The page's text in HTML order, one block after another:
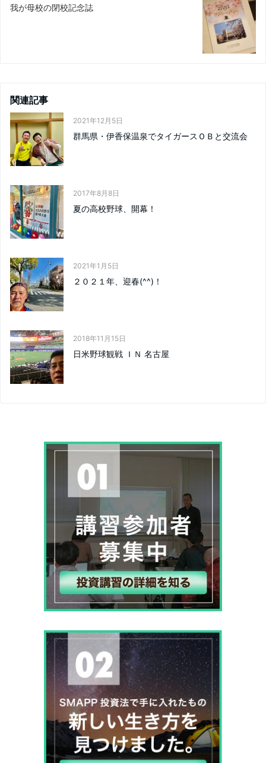
我が母校の閉校記念誌
関連記事
2021年12月5日
群馬県・伊香保温泉でタイガースＯＢと交流会
2017年8月8日
夏の高校野球、開幕！
2021年1月5日
２０２１年、迎春(^^)！
2018年11月15日
日米野球観戦 ＩＮ 名古屋